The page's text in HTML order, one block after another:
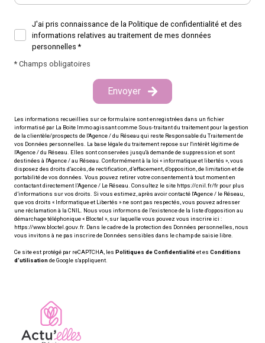
J'ai pris connaissance de la Politique de confidentialité et des
informations relatives au traitement de mes données
personnelles *
* Champs obligatoires
Envoyer
Les informations recueillies sur ce formulaire sont enregistrées dans un fichier
informatisé par La Boite Immo agissant comme Sous-traitant du traitement pour la gestion
de la clientèle/prospects de l'Agence / du Réseau qui reste Responsable du Traitement de
vos Données personnelles. La base légale du traitement repose sur l'intérêt légitime de
l'Agence / du Réseau. Elles sont conservées jusqu'à demande de suppression et sont
destinées à l'Agence / au Réseau. Conformément à la loi « informatique et libertés », vous
disposez des droits d’accès, de rectification, d’effacement, d’opposition, de limitation et de
portabilité de vos données. Vous pouvez retirer votre consentement à tout moment en
contactant directement l’Agence / Le Réseau. Consultez le site https://cnil.fr/fr pour plus
d’informations sur vos droits. Si vous estimez, après avoir contacté l'Agence / le Réseau,
que vos droits « Informatique et Libertés » ne sont pas respectés, vous pouvez adresser
une réclamation à la CNIL. Nous vous informons de l’existence de la liste d'opposition au
démarchage téléphonique « Bloctel », sur laquelle vous pouvez vous inscrire ici :
https://www.bloctel.gouv.fr. Dans le cadre de la protection des Données personnelles, nous
vous invitons à ne pas inscrire de Données sensibles dans le champ de saisie libre.
Ce site est protégé par reCAPTCHA, les Politiques de Confidentialitéet es Conditions
d'utilisation de Google s'appliquent.